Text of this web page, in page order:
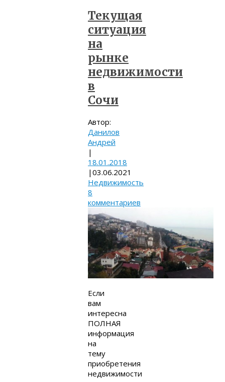
Текущая
ситуация
на
рынке
недвижимости
в
Сочи
Автор:
Данилов
Андрей
|
18.01.2018
| 03.06.2021
Недвижимость
8
комментариев
Если
вам
интересна
ПОЛНАЯ
информация
на
тему
приобретения
недвижимости